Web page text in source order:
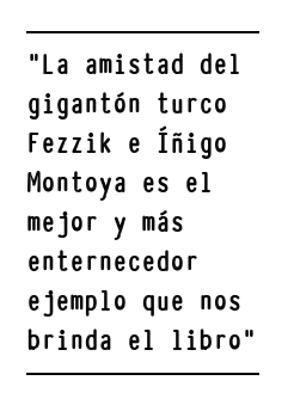
"La amistad del
gigantón turco
Fezzik e Íñigo
Montoya es el
mejor y más
enternecedor
ejemplo que nos
brinda el libro"